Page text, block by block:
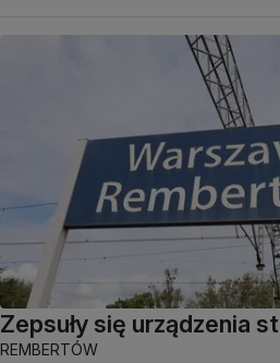
Zepsuły się urządzenia
REMBERTÓW